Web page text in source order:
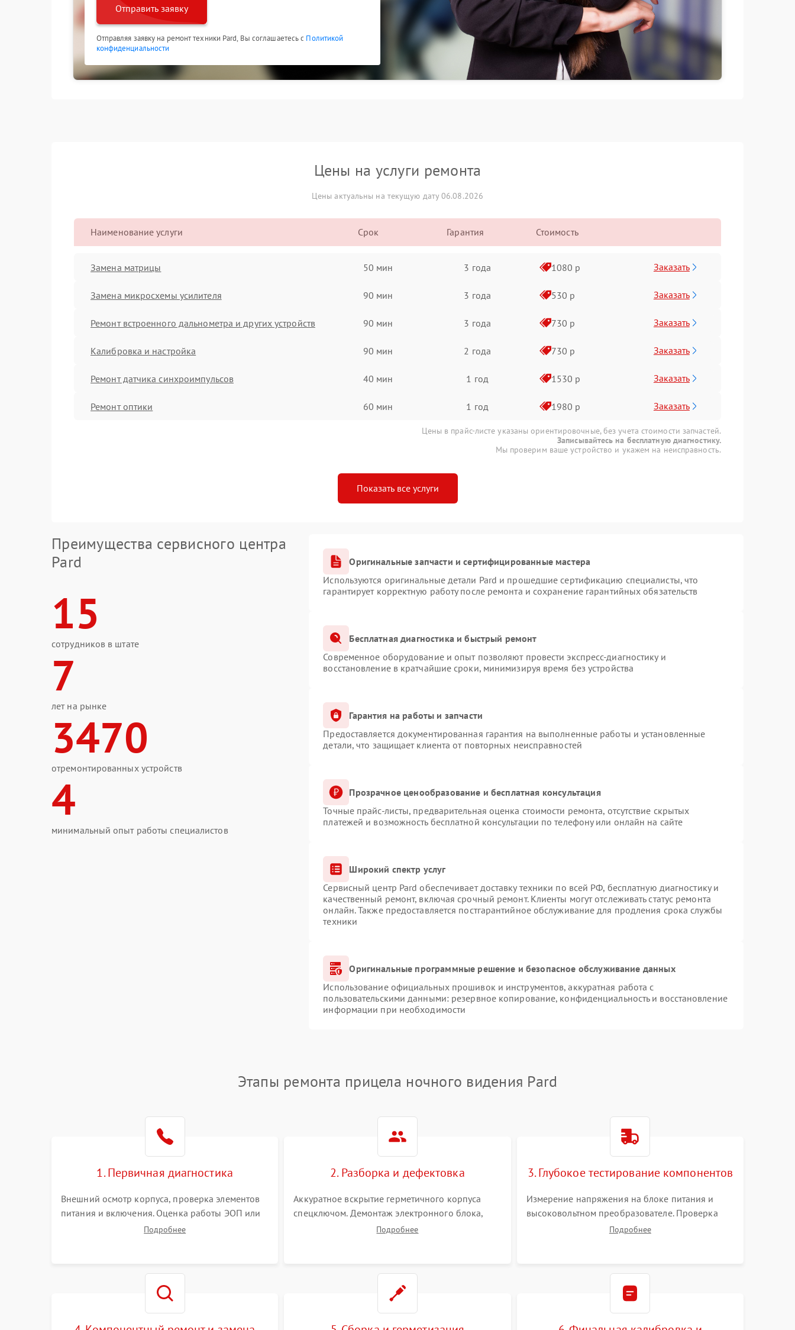
Отправить заявку
Отправляя заявку на ремонт техники Pard, Вы соглашаетесь с Политикой
конфиденциальности
Цены на услуги ремонта
Цены актуальны на текущую дату 06.08.2026
Наименование услуги Срок Гарантия Стоимость
Замена матрицы 50 мин 3 года 1080 р Заказать
Замена микросхемы усилителя 90 мин 3 года 530 р Заказать
Ремонт встроенного дальнометра и других устройств 90 мин 3 года 730 р Заказать
Калибровка и настройка 90 мин 2 года 730 р Заказать
Ремонт датчика синхроимпульсов 40 мин 1 год 1530 р Заказать
Ремонт оптики 60 мин 1 год 1980 р Заказать
Цены в прайс-листе указаны ориентировочные, без учета стоимости запчастей.
Записывайтесь на бесплатную диагностику.
Мы проверим ваше устройство и укажем на неисправность.
Показать все услуги
Преимущества сервисного центра
Pard
15
сотрудников в штате
7
лет на рынке
3470
отремонтированных устройств
4
минимальный опыт работы специалистов
Оригинальные запчасти и сертифицированные мастера
Используются оригинальные детали Pard и прошедшие сертификацию специалисты, что
гарантирует корректную работу после ремонта и сохранение гарантийных обязательств
Бесплатная диагностика и быстрый ремонт
Современное оборудование и опыт позволяют провести экспресс-диагностику и
восстановление в кратчайшие сроки, минимизируя время без устройства
Гарантия на работы и запчасти
Предоставляется документированная гарантия на выполненные работы и установленные
детали, что защищает клиента от повторных неисправностей
Прозрачное ценообразование и бесплатная консультация
Точные прайс-листы, предварительная оценка стоимости ремонта, отсутствие скрытых
платежей и возможность бесплатной консультации по телефону или онлайн на сайте
Широкий спектр услуг
Сервисный центр Pard обеспечивает доставку техники по всей РФ, бесплатную диагностику и
качественный ремонт, включая срочный ремонт. Клиенты могут отслеживать статус ремонта
онлайн. Также предоставляется постгарантийное обслуживание для продления срока службы
техники
Оригинальные программные решение и безопасное обслуживание данных
Использование официальных прошивок и инструментов, аккуратная работа с
пользовательскими данными: резервное копирование, конфиденциальность и восстановление
информации при необходимости
Этапы ремонта прицела ночного видения Pard
1. Первичная диагностика
Внешний осмотр корпуса, проверка элементов
питания и включения. Оценка работы ЭОП или
цифровой матрицы, проверка встроенной ИК-
Подробнее
2. Разборка и дефектовка
Аккуратное вскрытие герметичного корпуса
спецключом. Демонтаж электронного блока,
высоковольтного преобразователя и
Подробнее
3. Глубокое тестирование компонентов
Измерение напряжения на блоке питания и
высоковольтном преобразователе. Проверка
электронно-оптического преобразователя (ЭОП)
Подробнее